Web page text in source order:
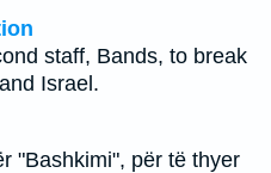
staff, Bands, to break
Israel.
"Bashkimi", për të thyer